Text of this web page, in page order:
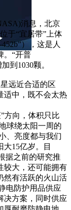
消息，北京
于“宜居带”上体
），这是人
。“开普
到1030颗。
远近合适的区
适中，既不会太热
方向，体积只比
球绕太阳一周的
、亮度都与我们
15亿岁。目
据之前的研究推
较大，还可能拥有
然有活跃的火山活
电防护用品供应
决方案，同时供应